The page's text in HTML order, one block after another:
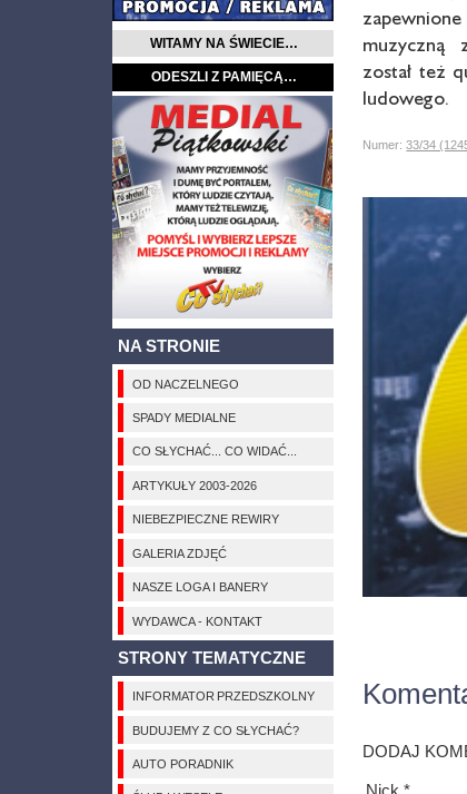
WITAMY NA ŚWIECIE…
ODESZLI Z PAMIĘCĄ…
NA STRONIE
OD NACZELNEGO
SPADY MEDIALNE
CO SŁYCHAĆ... CO WIDAĆ...
ARTYKUŁY 2003-2026
NIEBEZPIECZNE REWIRY
GALERIA ZDJĘĆ
NASZE LOGA I BANERY
WYDAWCA - KONTAKT
STRONY TEMATYCZNE
INFORMATOR PRZEDSZKOLNY
BUDUJEMY Z CO SŁYCHAĆ?
AUTO PORADNIK
muzyczną
został też
ludowego.
Numer:33/34
DODAJ